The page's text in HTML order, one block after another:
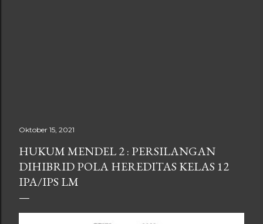
Oktober 15, 2021
HUKUM MENDEL 2 : PERSILANGAN
DIHIBRID POLA HEREDITAS KELAS 12
IPA/IPS LM